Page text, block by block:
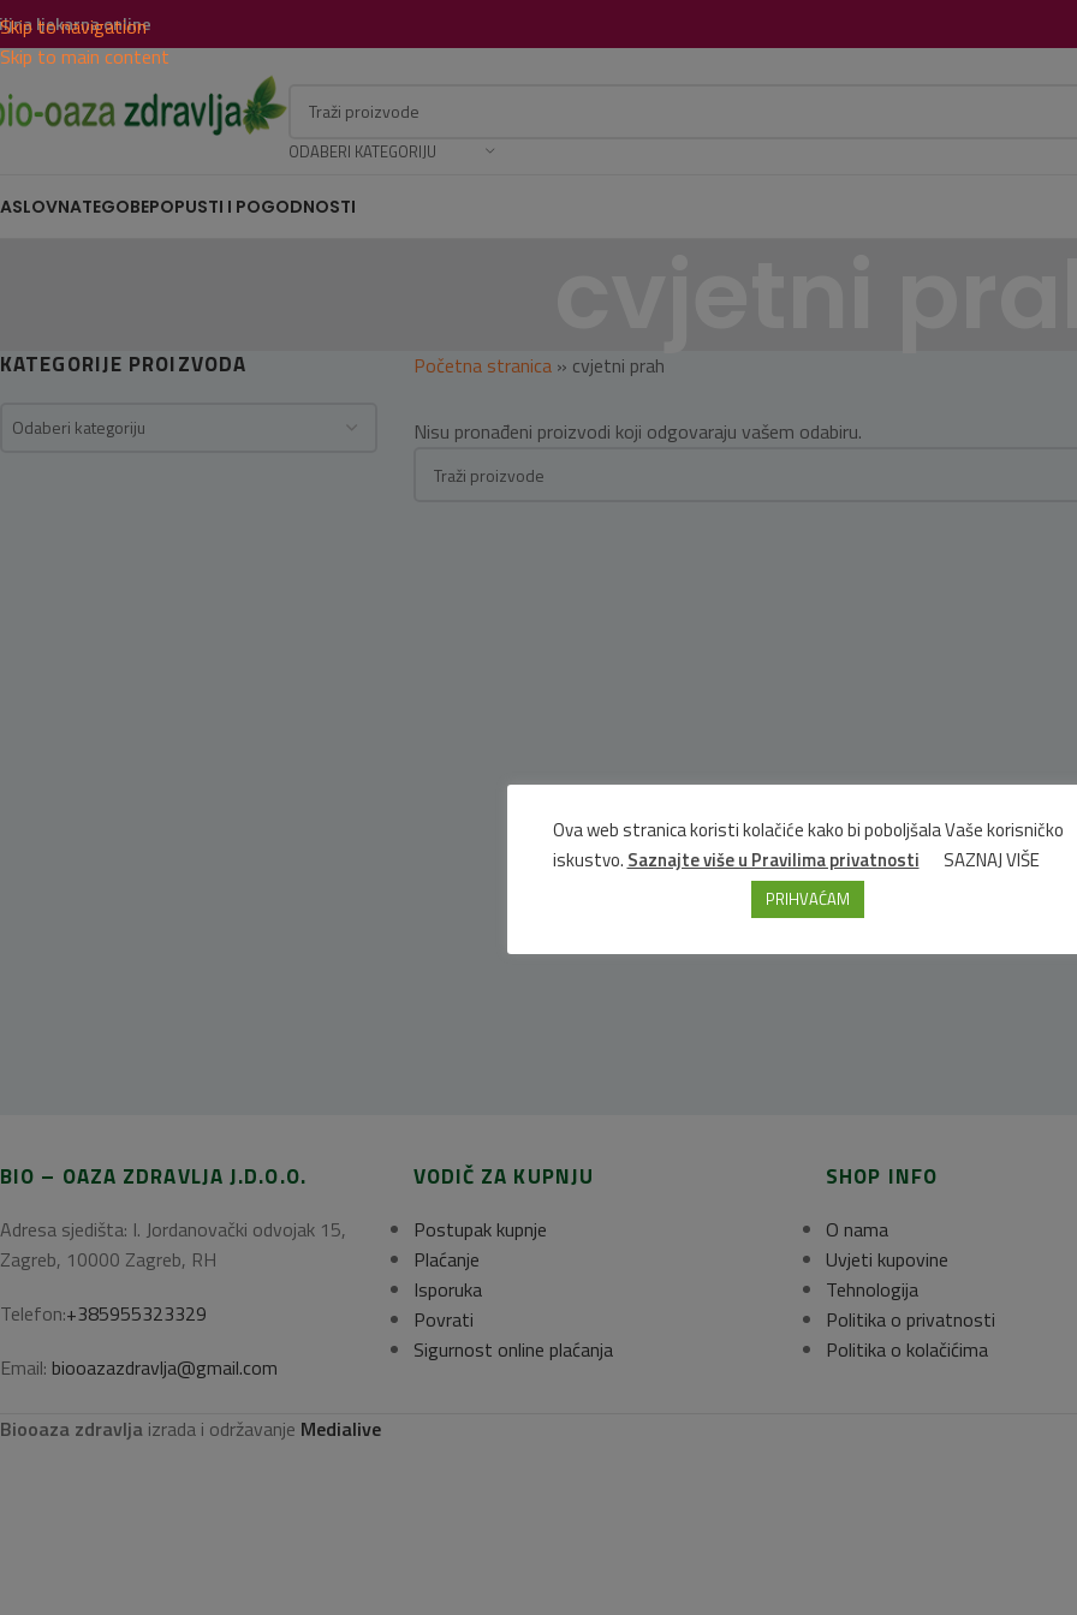
Skip to navigation
Skip to main content
ljekarna online
ODABERI KATEGORIJU
TEGOBEPOPUSTI I POGODNOSTI
KATEGORIJE PROIZVODA
Odaberi kategoriju
Početna stranica» cvjetni prah
Nisu pronađeni proizvodi koji odgovaraju vašem odabiru.
BIO – OAZA ZDRAVLJA J.D.O.O.
Adresa sjedišta: I. Jordanovački odvojak 15,
Zagreb, 10000 Zagreb, RH
Telefon:+385955323329
Email: biooazazdravlja@gmail.com
VODIČ ZA KUPNJU
Postupak kupnje
Plaćanje
Isporuka
Povrati
Sigurnost online plaćanja
SHOP INFO
O nama
Uvjeti kupovine
Tehnologija
Politika o privatnosti
Politika o kolačićima
Biooaza zdravlja izrada i održavanje Medialive
Ova web stranica koristi kolačiće kako bi poboljšala Vaše korisničko
iskustvo. Saznajte više u Pravilima privatnosti SAZNAJ VIŠE
PRIHVAĆAM